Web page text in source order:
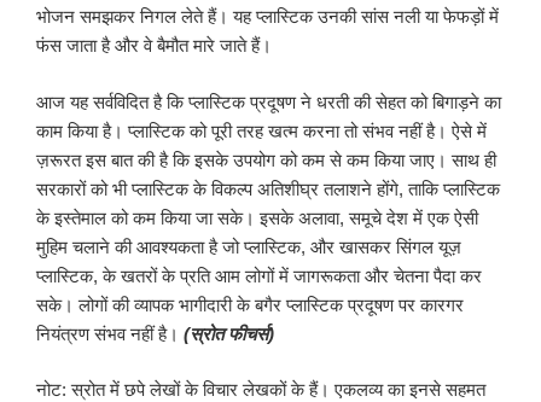
भोजन समझकर निगल लेते हैं। यह प्लास्टिक उनकी सांस नली या फेफड़ों में
फंस जाता है और वे बैमौत मारे जाते हैं।
आज यह सर्वविदित है कि प्लास्टिक प्रदूषण ने धरती की सेहत को बिगाड़ने का
काम किया है। प्लास्टिक को पूरी तरह खत्म करना तो संभव नहीं है। ऐसे में
ज़रूरत इस बात की है कि इसके उपयोग को कम से कम किया जाए। साथ ही
सरकारों को भी प्लास्टिक के विकल्प अतिशीघ्र तलाशने होंगे, ताकि प्लास्टिक
के इस्तेमाल को कम किया जा सके। इसके अलावा, समूचे देश में एक ऐसी
मुहिम चलाने की आवश्यकता है जो प्लास्टिक, और खासकर सिंगल यूज़
प्लास्टिक, के खतरों के प्रति आम लोगों में जागरूकता और चेतना पैदा कर
सके। लोगों की व्यापक भागीदारी के बगैर प्लास्टिक प्रदूषण पर कारगर
नियंत्रण संभव नहीं है। (स्रोत फीचर्स)
नोट: स्रोत में छपे लेखों के विचार लेखकों के हैं। एकलव्य का इनसे सहमत